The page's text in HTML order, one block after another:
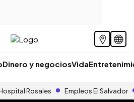
Dinero y negociosVida
Rosales Empleos El Salvador